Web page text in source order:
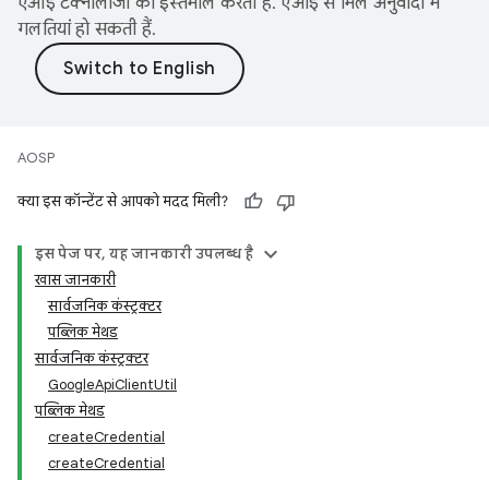
गलतियां हो सकती हैं.
AOSP
क्या इस कॉन्टेंट से आपको मदद मिली?
इस पेज पर, यह जानकारी उपलब्ध है
खास जानकारी
सार्वजनिक कंस्ट्रक्टर
पब्लिक मेथड
सार्वजनिक कंस्ट्रक्टर
GoogleApiClientUtil
पब्लिक मेथड
createCredential
createCredential